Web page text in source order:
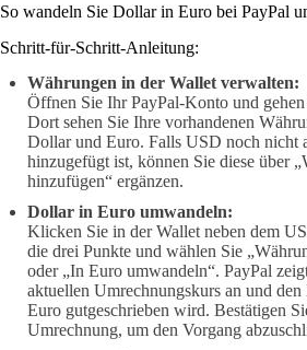
So wandeln Sie Dollar in Euro bei PayPal
Schritt-für-Schritt-Anleitung:
Währungen in der Wallet verwalten:
Öffnen Sie Ihr PayPal-Konto und
Dort sehen Sie Ihre vorhandenen
Dollar und Euro. Falls USD noch nicht
hinzugefügt ist, können Sie diese über
hinzufügen“ ergänzen.
Dollar in Euro umwandeln:
Klicken Sie in der Wallet neben dem
die drei Punkte und wählen Sie
oder „In Euro umwandeln“. PayPal
aktuellen Umrechnungskurs an und
Euro gutgeschrieben wird. Bestätigen
Umrechnung, um den Vorgang